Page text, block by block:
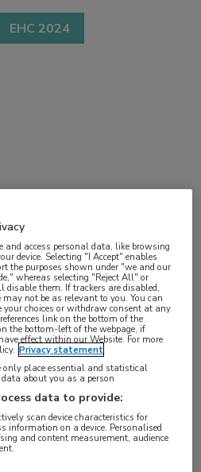
EHC 2024
aangeboren
een bijzondere
met unieke
In de praktijk wordt daar
,zwangerschap
and access personal data, like browsing
device. Selecting "I Accept" enables
the purposes shown under "we and our
whereas selecting "Reject All" or
them. If trackers are disabled,
not be as relevant to you. You can
your choices or withdraw consent at any
link on the bottom of the
the bottom-left of the webpage, if
effect within our Website. For more
Privacy statement
only place essential and statistical
about you as a person
data to provide:
scan device characteristics for
information on a device. Personalised
and content measurement, audience